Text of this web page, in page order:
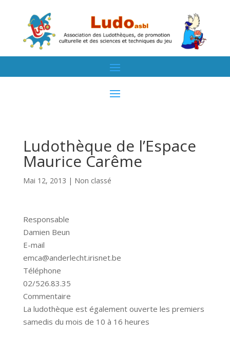
Ludothèque de l’Espace
Maurice Carême
Mai 12, 2013 | Non classé
Responsable
Damien Beun
E-mail
emca@anderlecht.irisnet.be
Téléphone
02/526.83.35
Commentaire
La ludothèque est également ouverte les premiers
samedis du mois de 10 à 16 heures